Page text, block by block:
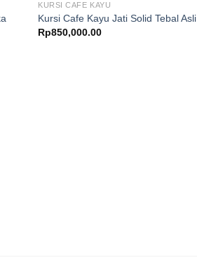
KURSI CAFE KAYU
Kursi Cafe Kayu Jati Solid Tebal Asli
Rp850,000.00